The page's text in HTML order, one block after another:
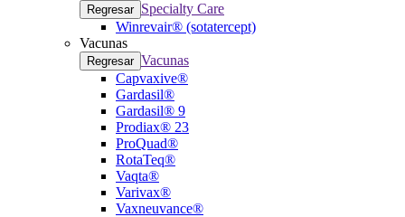
Regresar Specialty Care
Winrevair® (sotatercept)
Vacunas
Regresar Vacunas
Capvaxive®
Gardasil®
Gardasil® 9
Prodiax® 23
ProQuad®
RotaTeq®
Vaqta®
Varivax®
Vaxneuvance®